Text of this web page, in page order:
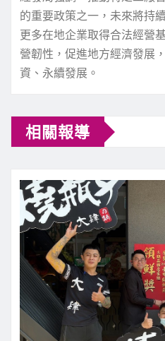
的重要政策之一，未來將持
更多在地企業取得合法經營
營韌性，促進地方經濟發展
資、永續發展。
相關報導